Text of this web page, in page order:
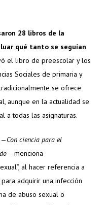
28 libros de la
qué tanto se seguían
el libro de preescolar y los
Sociales de primaria y
se ofrece
aunque en la actualidad se
a todas las asignaturas.
—Con ciencia para el
— menciona
al hacer referencia a
adquirir una infección
de abuso sexual o